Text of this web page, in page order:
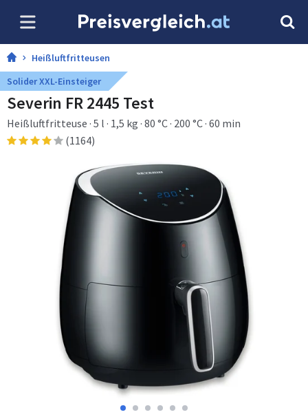
Heißluftfritteusen
Solider XXL-Einsteiger
Severin FR 2445 Test
Heißluftfritteuse · 5 l · 1,5 kg · 80 °C · 200 °C · 60 min
(1164)